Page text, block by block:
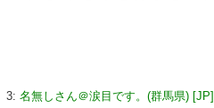
3: 名無しさん＠涙目です。(群馬県) [JP]